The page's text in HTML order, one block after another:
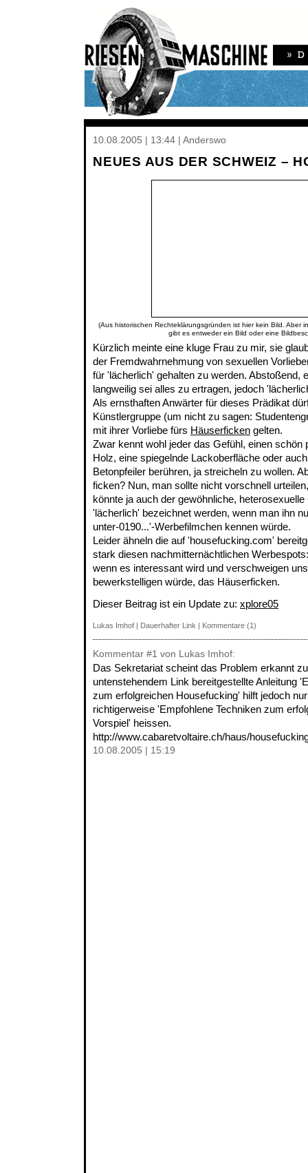
10.08.2005 | 13:44 | Anderswo
NEUES AUS DER SCHWEIZ –
(Aus historischen Rechteklärungsgründen ist hier kein Bild. Aber
gibt es entweder ein Bild oder eine
Kürzlich meinte eine kluge Frau zu mir, sie
der Fremdwahrnehmung von sexuellen
für 'lächerlich' gehalten zu werden. Abstoßend,
langweilig sei alles zu ertragen, jedoch
Als ernsthaften Anwärter für dieses Prädikat
Künstlergruppe (um nicht zu sagen:
mit ihrer Vorliebe fürs Häuserficken gelten.
Zwar kennt wohl jeder das Gefühl, einen schön
Holz, eine spiegelnde Lackoberfläche oder
Betonpfeiler berühren, ja streicheln zu wollen.
ficken? Nun, man sollte nicht vorschnell
könnte ja auch der gewöhnliche,
'lächerlich' bezeichnet werden, wenn man ihn
unter-0190...'-Werbefilmchen kennen würde.
Leider ähneln die auf 'housefucking.com'
stark diesen nachmitternächtlichen
wenn es interessant wird und verschweigen
bewerkstelligen würde, das Häuserficken.
Dieser Beitrag ist ein Update zu: xplore05
Lukas Imhof | Dauerhafter Link | Kommentare (1)
Kommentar #1 von Lukas Imhof:
Das Sekretariat scheint das Problem erkannt
untenstehendem Link bereitgestellte Anleitung
zum erfolgreichen Housefucking' hilft jedoch
richtigerweise 'Empfohlene Techniken zum
Vorspiel' heissen.
http://www.cabaretvoltaire.ch/haus/
10.08.2005 | 15:19